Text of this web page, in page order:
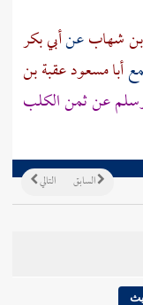
شهابعنأبي بكر
أبا مسعود عقبة بن
عن ثمن الكلب
التالي السابق